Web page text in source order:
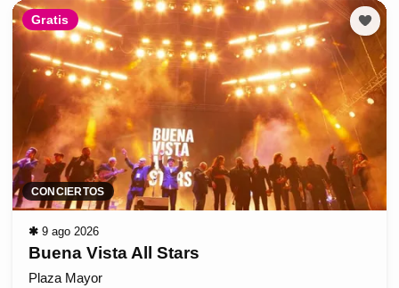
Gratis
CONCIERTOS
✱ 9 ago 2026
Buena Vista All Stars
Plaza Mayor